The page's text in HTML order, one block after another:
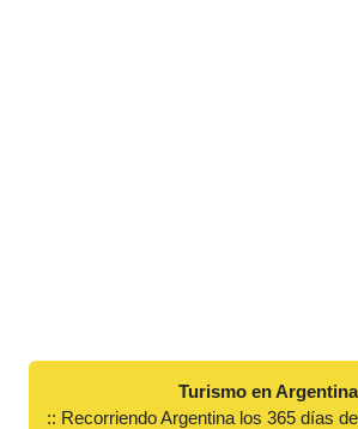
Turismo en Argentina
:: Recorriendo Argentina los 365 días